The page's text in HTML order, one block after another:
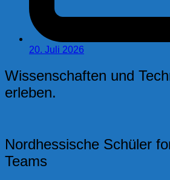
20. Juli 2026
Wissenschaften und
erleben.
Nordhessische Schüler
Teams